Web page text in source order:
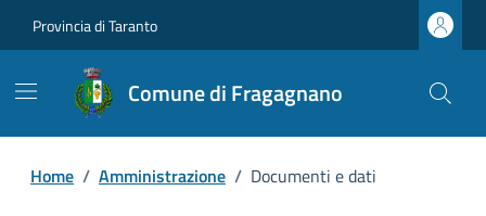
Provincia di Taranto
Comune di Fragagnano
Home / Amministrazione / Documenti e dati